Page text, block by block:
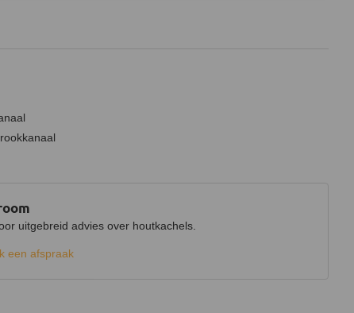
uitgebreid advies over houtkachels.
een afspraak